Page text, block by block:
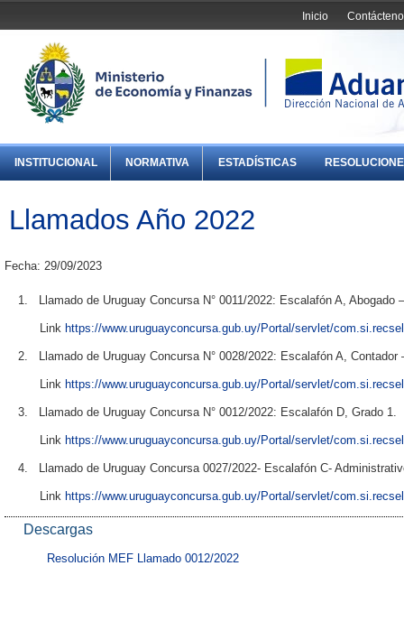
Inicio
INSTITUCIONAL NORMATIVA ESTADÍSTICAS
Llamados Año 2022
Fecha: 29/09/2023
1. Llamado de Uruguay Concursa N° 0011/2022: Escalafón A, Abogado
Link https://www.uruguayconcursa.gub.uy/Portal/servlet/
2. Llamado de Uruguay Concursa N° 0028/2022: Escalafón A, Contador
Link https://www.uruguayconcursa.gub.uy/Portal/servlet/
3. Llamado de Uruguay Concursa N° 0012/2022: Escalafón D, Grado 1.
Link https://www.uruguayconcursa.gub.uy/Portal/servlet/
4. Llamado de Uruguay Concursa 0027/2022- Escalafón C-
Link https://www.uruguayconcursa.gub.uy/Portal/servlet/
Descargas
Resolución MEF Llamado 0012/2022